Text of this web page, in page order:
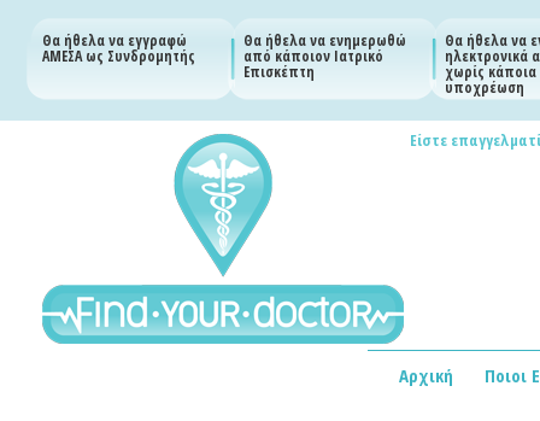
Θα ήθελα να εγγραφώ
ΑΜΕΣΑ ως Συνδρομητής
Θα ήθελα να ενημερωθώ
από κάποιον Ιατρικό
Επισκέπτη
Θα ήθελα να
ηλεκτρονικά
χωρίς
υποχρέωση
Είστε
Αρχική Ποιοι